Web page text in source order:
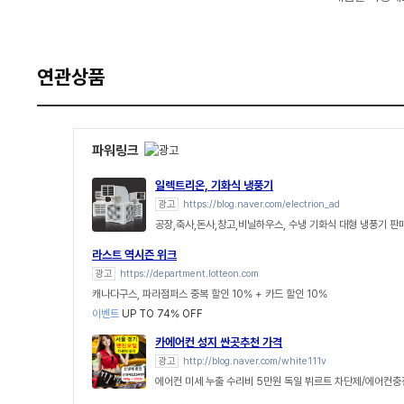
연관상품
파워링크
일렉트리온, 기화식 냉풍기
광고 https://blog.naver.com/electrion_ad
공장,축사,돈사,창고,비닐하우스, 수냉 기화식 대형 냉풍기 판
라스트 역시즌 위크
광고 https://department.lotteon.com
캐나다구스, 파라점퍼스 중복 할인 10% + 카드 할인 10%
이벤트 UP TO 74% OFF
카에어컨 성지 싼곳추천 가격
광고 http://blog.naver.com/white111v
에어컨 미세 누출 수리비 5만원 독일 뷔르트 차단제/에어컨